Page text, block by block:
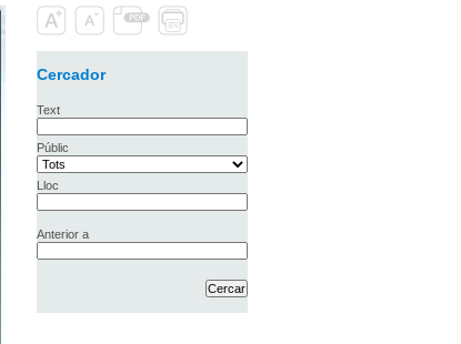
Cercador
Text
Públic
Lloc
Anterior a